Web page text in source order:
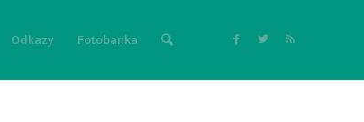
Odkazy Fotobanka